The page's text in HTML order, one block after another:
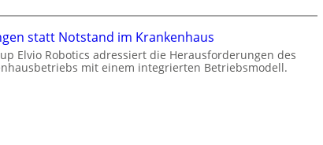
statt Notstand im Krankenhaus
Elvio Robotics adressiert die Herausforderungen des
mit einem integrierten Betriebsmodell.